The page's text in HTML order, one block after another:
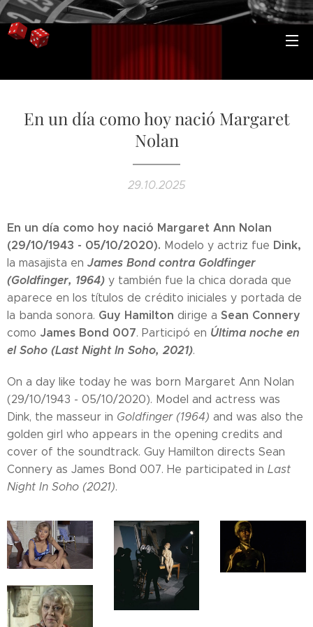
En un día como hoy nació Margaret
Nolan
29.10.2025
En un día como hoy nació Margaret Ann Nolan
(29/10/1943 - 05/10/2020). Modelo y actriz fue Dink,
la masajista en James Bond contra Goldfinger
(Goldfinger, 1964) y también fue la chica dorada que
aparece en los títulos de crédito iniciales y portada de
la banda sonora. Guy Hamilton dirige a Sean Connery
como James Bond 007. Participó en Última noche en
el Soho (Last Night In Soho, 2021).
On a day like today he was born Margaret Ann Nolan
(29/10/1943 - 05/10/2020). Model and actress was
Dink, the masseur in Goldfinger (1964) and was also the
golden girl who appears in the opening credits and
cover of the soundtrack. Guy Hamilton directs Sean
Connery as James Bond 007. He participated in Last
Night In Soho (2021).